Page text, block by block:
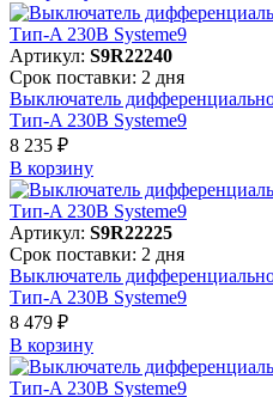
Артикул: S9R22240
Срок поставки: 2 дня
Выключатель
Тип-A 230В Systeme9
8 235 ₽
В корзинy
Артикул: S9R22225
Срок поставки: 2 дня
Выключатель
Тип-A 230В Systeme9
8 479 ₽
В корзинy